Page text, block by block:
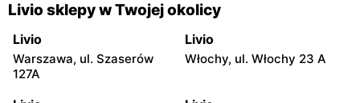
Livio sklepy w Twojej okolicy
Livio
Warszawa, ul. Szaserów
127A
Livio
Włochy, ul. Włochy 23 A